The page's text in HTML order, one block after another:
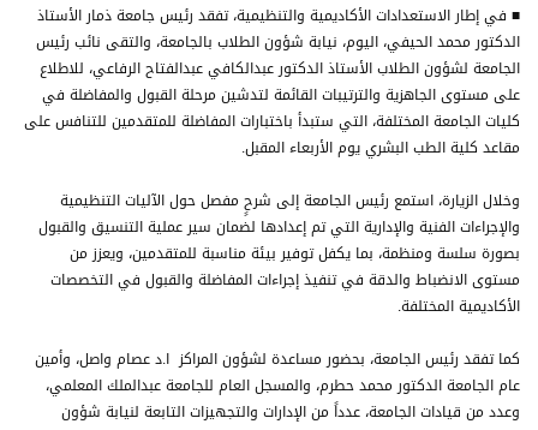
■ في إطار الاستعدادات الأكاديمية والتنظيمية، تفقد رئيس جامعة ذمار الأستاذ
الدكتور محمد الحيفي، اليوم، نيابة شؤون الطلاب بالجامعة، والتقى نائب رئيس
الجامعة لشؤون الطلاب الأستاذ الدكتور عبدالكافي عبدالفتاح الرفاعي، للاطلاع
على مستوى الجاهزية والترتيبات القائمة لتدشين مرحلة القبول والمفاضلة في
كليات الجامعة المختلفة، التي ستبدأ باختبارات المفاضلة للمتقدمين للتنافس على
مقاعد كلية الطب البشري يوم الأربعاء المقبل.
وخلال الزيارة، استمع رئيس الجامعة إلى شرحٍ مفصل حول الآليات التنظيمية
والإجراءات الفنية والإدارية التي تم إعدادها لضمان سير عملية التنسيق والقبول
بصورة سلسة ومنظمة، بما يكفل توفير بيئة مناسبة للمتقدمين، ويعزز من
مستوى الانضباط والدقة في تنفيذ إجراءات المفاضلة والقبول في التخصصات
الأكاديمية المختلفة.
كما تفقد رئيس الجامعة، بحضور مساعدة لشؤون المراكز ا.د عصام واصل، وأمين
عام الجامعة الدكتور محمد حطرم، والمسجل العام للجامعة عبدالملك المعلمي،
وعدد من قيادات الجامعة، عدداً من الإدارات والتجهيزات التابعة لنيابة شؤون